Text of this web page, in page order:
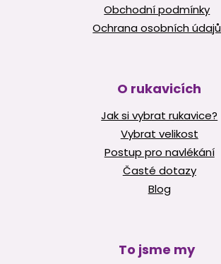
Obchodní podmínky
Ochrana osobních údajů
O rukavicích
Jak si vybrat rukavice?
Vybrat velikost
Postup pro navlékání
Časté dotazy
Blog
To jsme my